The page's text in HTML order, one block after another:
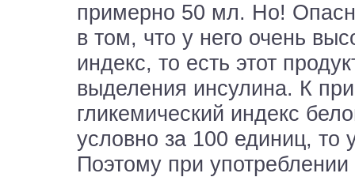
примерно 50 мл. Но!
в том, что у него очень
индекс, то есть этот
выделения инсулина. К
гликемический индекс
условно за 100 единиц, то
Поэтому при употреблении